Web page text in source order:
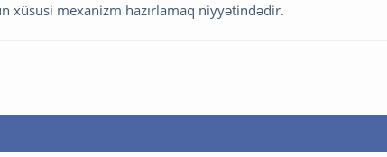
xüsusi mexanizm hazırlamaq niyyətindədir.